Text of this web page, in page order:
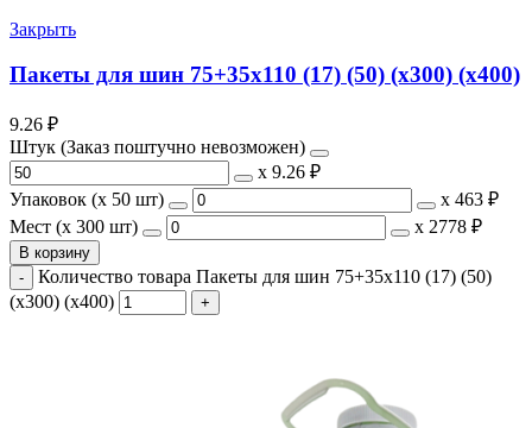
Закрыть
Пакеты для шин 75+35х110 (17) (50) (х300) (х400)
9.26 ₽
Штук (Заказ поштучно невозможен)
х 9.26 ₽
Упаковок (x 50 шт)
х 463 ₽
Мест (x 300 шт)
х 2778 ₽
В корзину
Количество товара Пакеты для шин 75+35х110 (17) (50)
(х300) (х400)